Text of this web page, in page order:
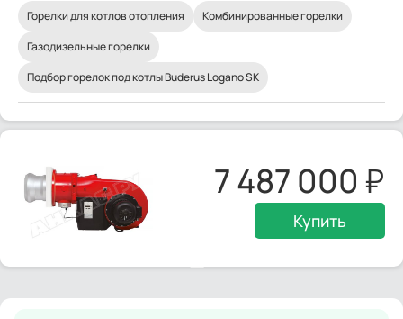
Горелки для котлов отопления
Комбинированные горелки
Газодизельные горелки
Подбор горелок под котлы Buderus Logano SK
7 487 000
Купить